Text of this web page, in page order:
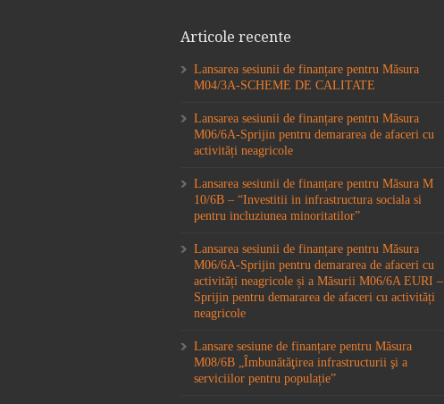
Articole recente
Lansarea sesiunii de finanțare pentru Măsura
M04/3A-SCHEME DE CALITATE
Lansarea sesiunii de finanțare pentru Măsura
M06/6A-Sprijin pentru demararea de afaceri cu
activități neagricole
Lansarea sesiunii de finanțare pentru Măsura M
10/6B – “Investitii in infrastructura sociala si
pentru incluziunea minoritatilor”
Lansarea sesiunii de finanțare pentru Măsura
M06/6A-Sprijin pentru demararea de afaceri cu
activități neagricole și a Măsurii M06/6A EURI –
Sprijin pentru demararea de afaceri cu activități
neagricole
Lansare sesiune de finanțare pentru Măsura
M08/6B „Îmbunătăţirea infrastructurii şi a
serviciilor pentru populație”